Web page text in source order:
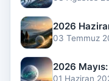
2026
03 Temmuz
2026
01 Haziran